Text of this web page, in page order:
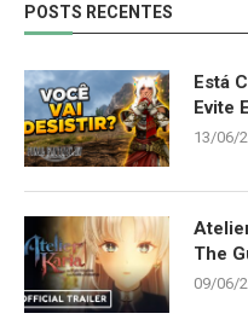
POSTS RECENTES
Está
Evite
13/06/
The
09/06/